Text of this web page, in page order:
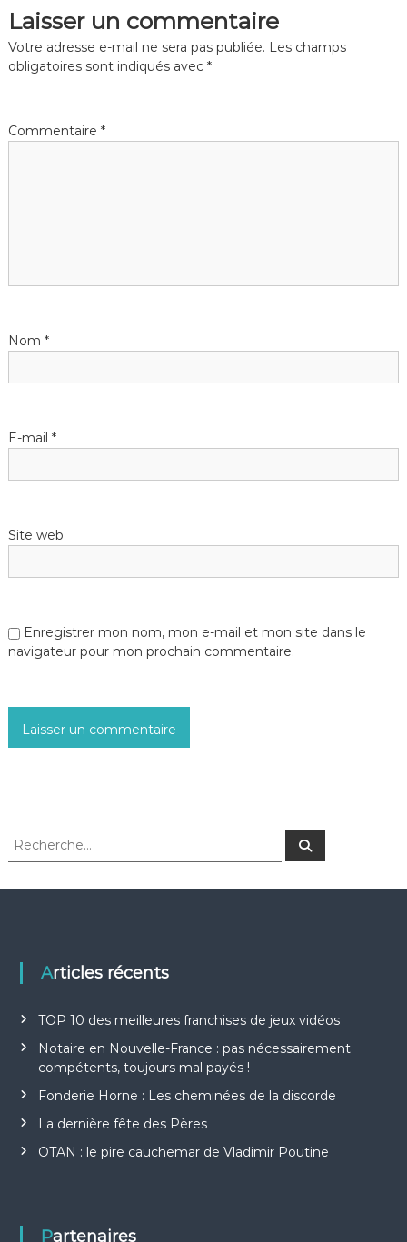
i
g
t
e
l
’
a
t
c
Laisser un commentaire
Votre adresse e-mail ne sera pas publiée. Les champs
obligatoires sont indiqués avec *
Commentaire *
Nom *
E-mail *
Site web
Enregistrer mon nom, mon e-mail et mon site dans le
navigateur pour mon prochain commentaire.
R
h
R
e
Articles récents
TOP 10 des meilleures franchises de jeux vidéos
Notaire en Nouvelle-France : pas nécessairement
compétents, toujours mal payés !
Fonderie Horne : Les cheminées de la discorde
La dernière fête des Pères
OTAN : le pire cauchemar de Vladimir Poutine
Partenaires